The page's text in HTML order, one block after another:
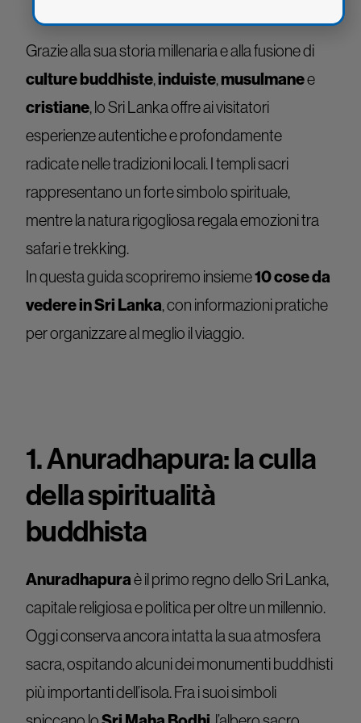
Grazie alla sua storia millenaria e alla fusione di
culture buddhiste,induiste,musulmanee
cristiane, lo Sri Lanka offre ai visitatori
esperienze autentiche e profondamente
radicate nelle tradizioni locali. I templi sacri
rappresentano un forte simbolo spirituale,
mentre la natura rigogliosa regala emozioni tra
safari e trekking.
In questa guida scopriremo insieme10 cose da
vedere in Sri Lanka, con informazioni pratiche
per organizzare al meglio il viaggio.
1. Anuradhapura: la culla
della spiritualità
buddhista
Anuradhapuraè il primo regno dello Sri Lanka,
capitale religiosa e politica per oltre un millennio.
Oggi conserva ancora intatta la sua atmosfera
sacra, ospitando alcuni dei monumenti buddhisti
più importanti dell’isola. Fra i suoi simboli